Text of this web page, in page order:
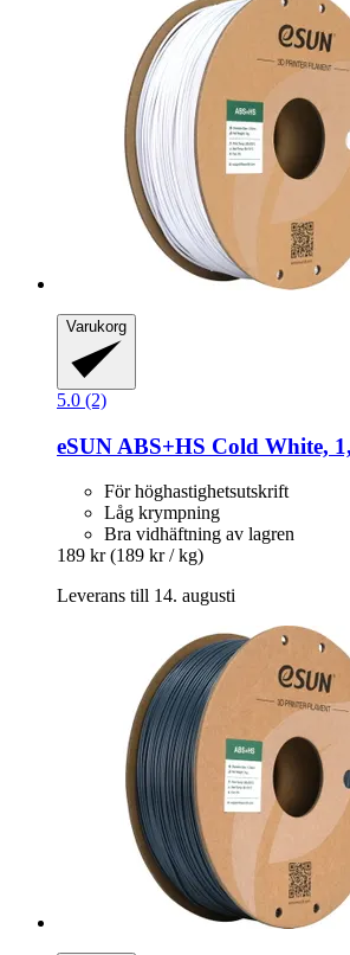
Varukorg
5.0 (2)
eSUN ABS+HS Cold White,
För höghastighetsutskrift
Låg krympning
Bra vidhäftning av lagren
189 kr (189 kr / kg)
Leverans till 14. augusti